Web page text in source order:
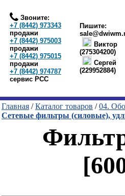
Звоните:
+7 (8442) 973343
продажи
+7 (8442) 975003
продажи
+7 (8442) 975015
продажи
+7 (8442) 974787
сервис РСС
Пишите:
Виктор
(275304200)
Сергей
(229952884)
Главная /Каталог товаров /04.
Сетевые фильтры (силовые),